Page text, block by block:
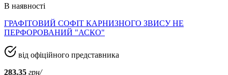
В наявності
ГРАФІТОВИЙ СОФІТ КАРНИЗНОГО ЗВИСУ НЕ
ПЕРФОРОВАНИЙ "АСКО"
від офіційного представника
283.35 грн/